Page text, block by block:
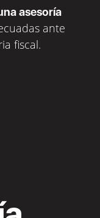
asesoría
ante
fiscal.